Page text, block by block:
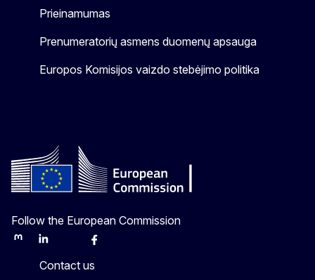
Prieinamumas
Prenumeratorių asmens duomenų apsauga
Europos Komisijos vaizdo stebėjimo politika
Follow the European Commission
MastodonLinkedInBlueskyFacebook
Contact us